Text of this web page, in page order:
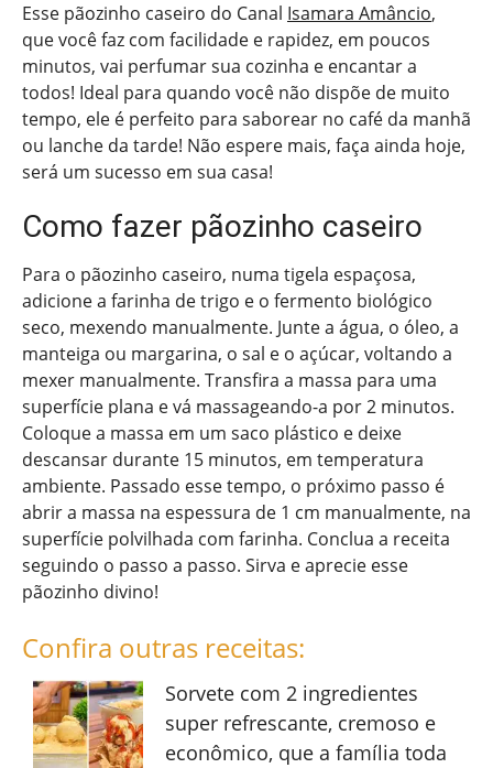
Esse pãozinho caseiro do Canal Isamara Amâncio,
que você faz com facilidade e rapidez, em poucos
minutos, vai perfumar sua cozinha e encantar a
todos! Ideal para quando você não dispõe de muito
tempo, ele é perfeito para saborear no café da manhã
ou lanche da tarde! Não espere mais, faça ainda hoje,
será um sucesso em sua casa!
Como fazer pãozinho caseiro
Para o pãozinho caseiro, numa tigela espaçosa,
adicione a farinha de trigo e o fermento biológico
seco, mexendo manualmente. Junte a água, o óleo, a
manteiga ou margarina, o sal e o açúcar, voltando a
mexer manualmente. Transfira a massa para uma
superfície plana e vá massageando-a por 2 minutos.
Coloque a massa em um saco plástico e deixe
descansar durante 15 minutos, em temperatura
ambiente. Passado esse tempo, o próximo passo é
abrir a massa na espessura de 1 cm manualmente, na
superfície polvilhada com farinha. Conclua a receita
seguindo o passo a passo. Sirva e aprecie esse
pãozinho divino!
Confira outras receitas:
Sorvete com 2 ingredientes
super refrescante, cremoso e
econômico, que a família toda